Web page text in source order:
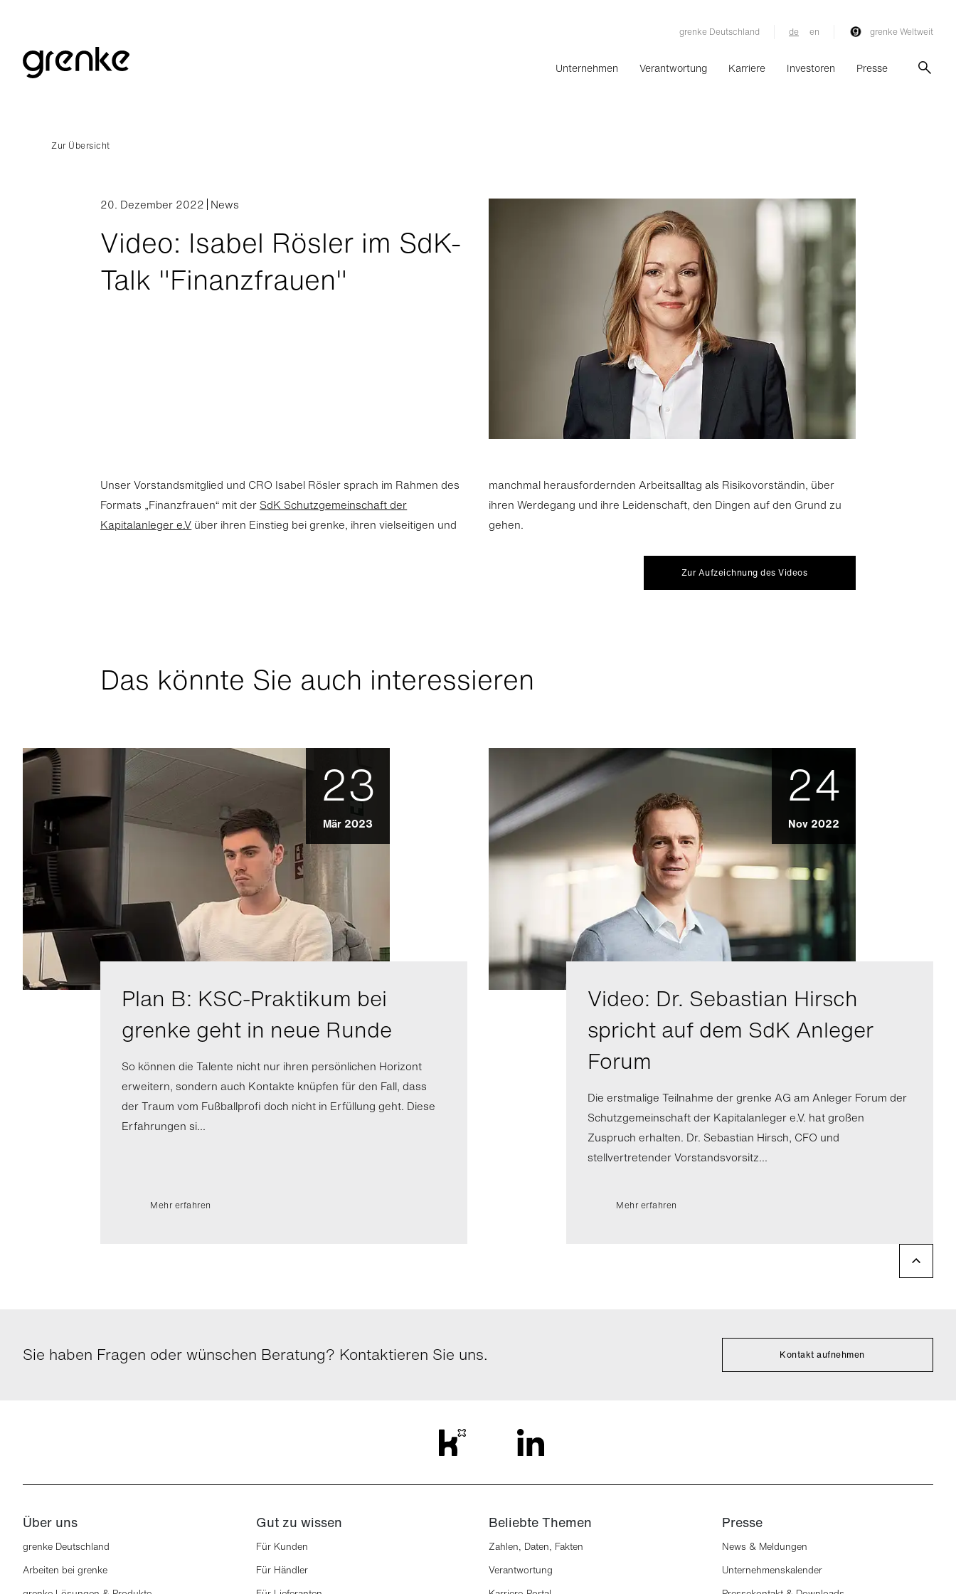
grenke Deutschland de en grenke Weltweit
Unternehmen Verantwortung Karriere Investoren Presse
Zur Übersicht
20. Dezember 2022 News
Video: Isabel Rösler im SdK-
Talk "Finanzfrauen"
Unser Vorstandsmitglied und CRO Isabel Rösler sprach im Rahmen des
Formats „Finanzfrauen“ mit der SdK Schutzgemeinschaft der
Kapitalanleger e.V über ihren Einstieg bei grenke, ihren vielseitigen und
manchmal herausfordernden Arbeitsalltag als Risikovorständin, über
ihren Werdegang und ihre Leidenschaft, den Dingen auf den Grund zu
gehen.
Zur Aufzeichnung des Videos
Das könnte Sie auch interessieren
23
Mär 2023
Plan B: KSC-Praktikum bei
grenke geht in neue Runde
So können die Talente nicht nur ihren persönlichen Horizont
erweitern, sondern auch Kontakte knüpfen für den Fall, dass
der Traum vom Fußballprofi doch nicht in Erfüllung geht. Diese
Erfahrungen si...
Mehr erfahren
24
Nov 2022
Video: Dr. Sebastian Hirsch
spricht auf dem SdK Anleger
Forum
Die erstmalige Teilnahme der grenke AG am Anleger Forum der
Schutzgemeinschaft der Kapitalanleger e.V. hat großen
Zuspruch erhalten. Dr. Sebastian Hirsch, CFO und
stellvertretender Vorstandsvorsitz...
Mehr erfahren
Sie haben Fragen oder wünschen Beratung? Kontaktieren Sie uns. Kontakt aufnehmen
Über uns
grenke Deutschland
Arbeiten bei grenke
Gut zu wissen
Für Kunden
Für Händler
Beliebte Themen
Zahlen, Daten, Fakten
Verantwortung
Presse
News & Meldungen
Unternehmenskalender